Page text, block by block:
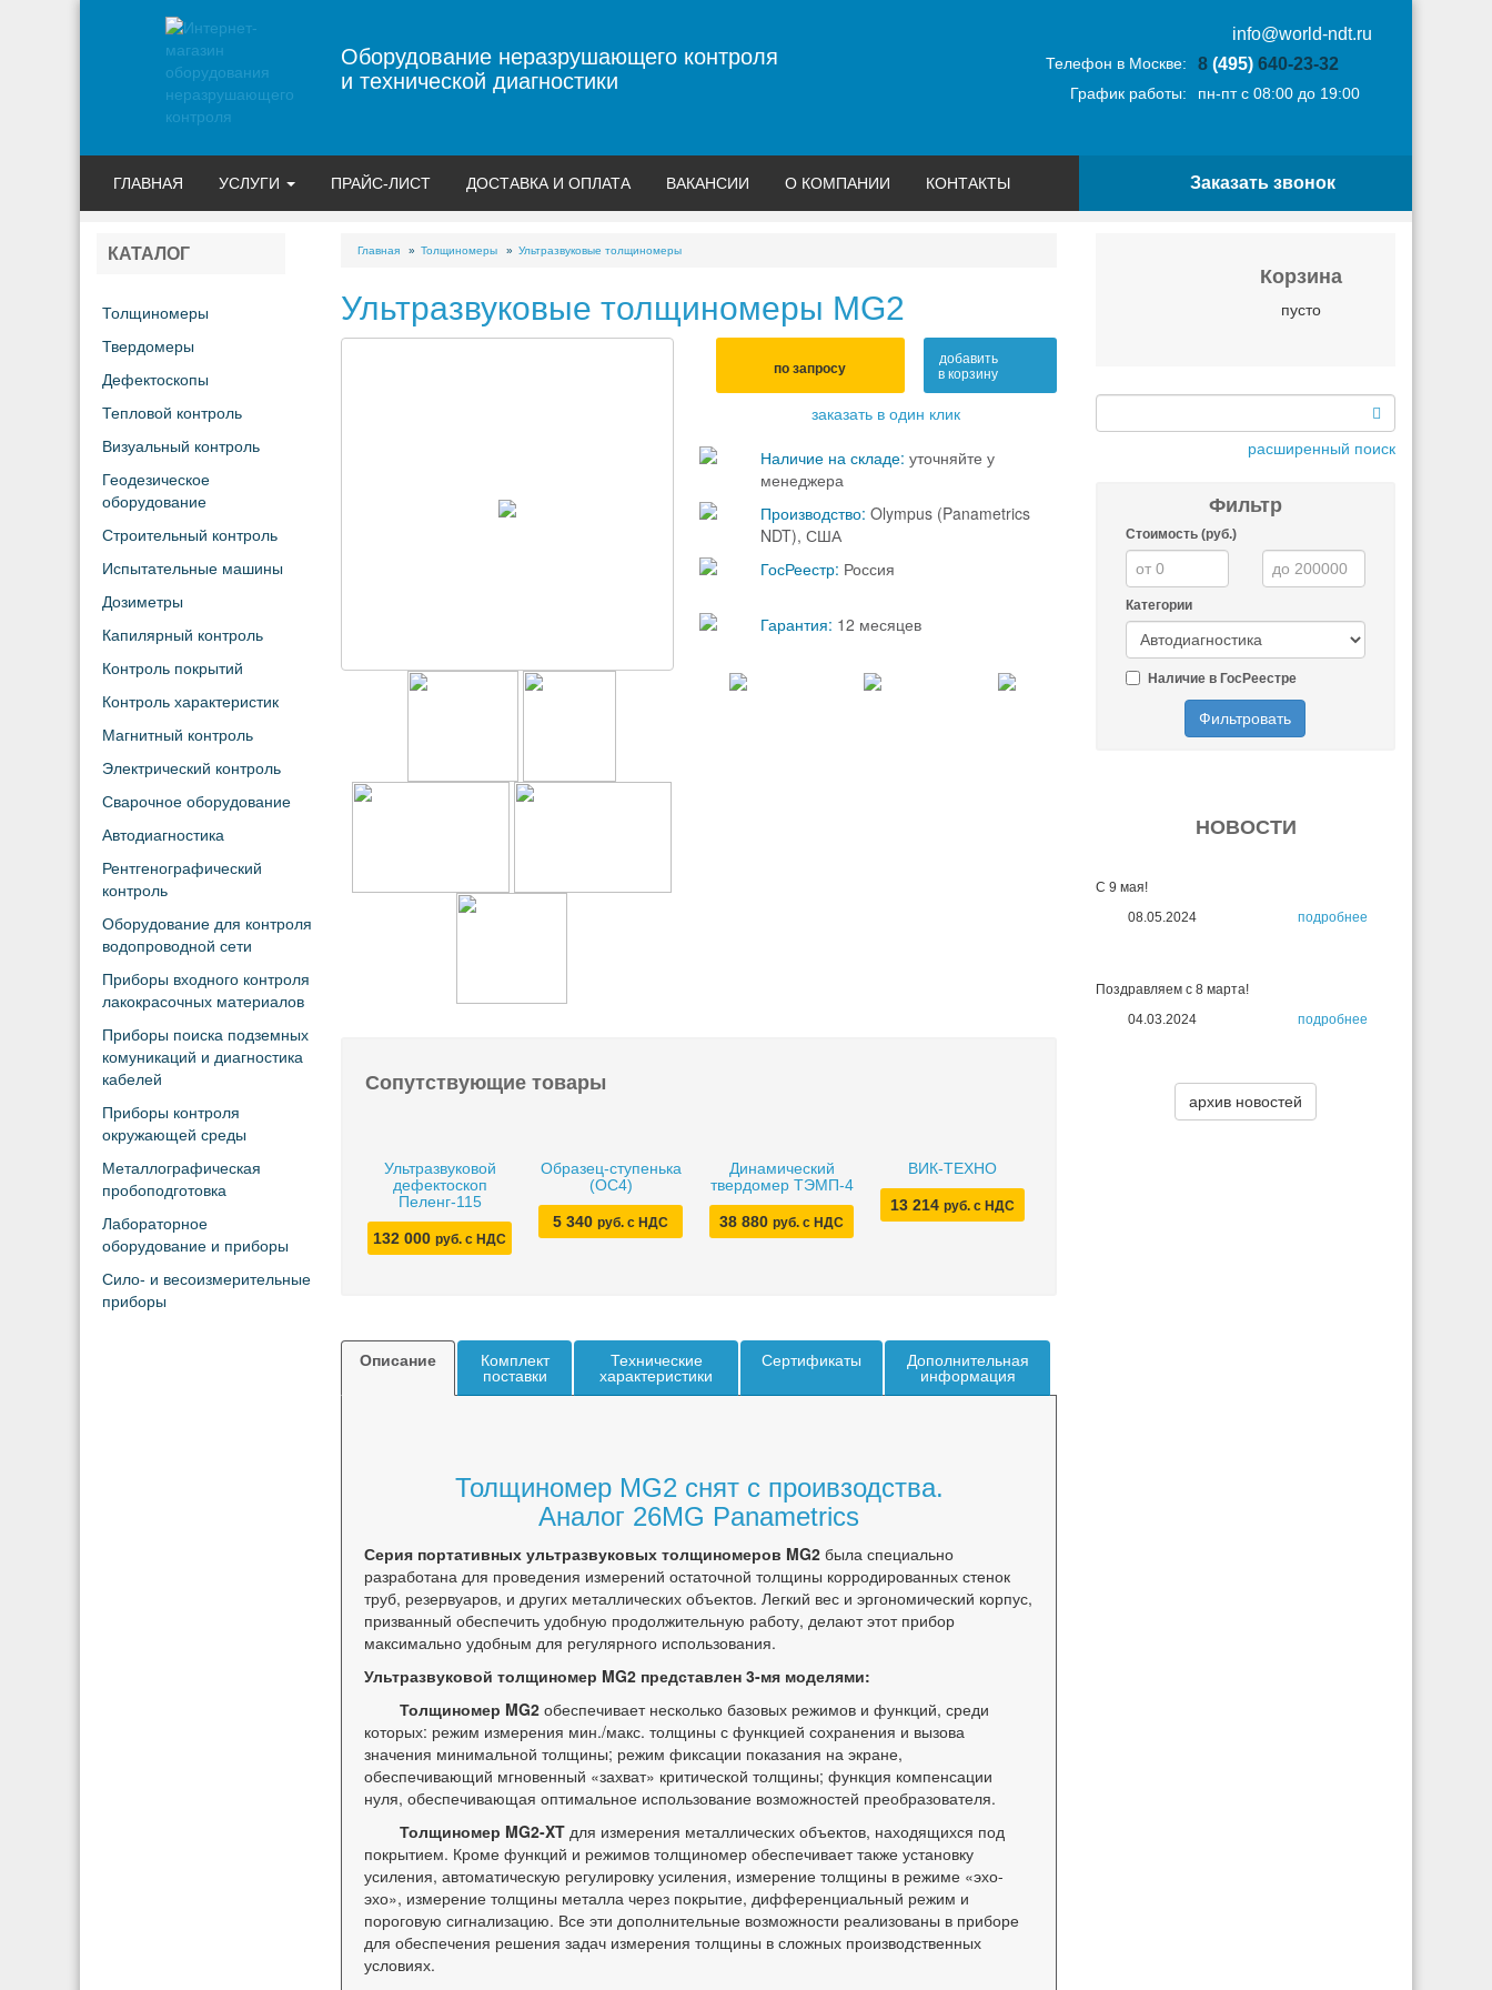
Оборудование неразрушающего контроля
и технической диагностики
info@world-ndt.ru
Телефон в Москве: 8 (495)640-23-32
График работы: пн-пт с 08:00 до 19:00
ГЛАВНАЯ УСЛУГИ ПРАЙС-ЛИСТ ДОСТАВКА И ОПЛАТА ВАКАНСИИ О КОМПАНИИ КОНТАКТЫ Заказать звонок
КАТАЛОГ
Толщиномеры
Твердомеры
Дефектоскопы
Тепловой контроль
Визуальный контроль
Геодезическое
оборудование
Строительный контроль
Испытательные машины
Дозиметры
Капилярный контроль
Контроль покрытий
Контроль характеристик
Магнитный контроль
Электрический контроль
Сварочное оборудование
Автодиагностика
Рентгенографический
контроль
Оборудование для контроля
водопроводной сети
Приборы входного контроля
лакокрасочных материалов
Приборы поиска подземных
комуникаций и диагностика
кабелей
Приборы контроля
окружающей среды
Металлографическая
пробоподготовка
Лабораторное
оборудование и приборы
Сило- и весоизмерительные
приборы
Главная Толщиномеры Ультразвуковые толщиномеры
Ультразвуковые толщиномеры MG2
по запросу
добавить
в корзину
заказать в один клик
Наличие на складе: уточняйте у
менеджера
Производство: Olympus (Panametrics
NDT), США
ГосРеестр: Россия
Гарантия: 12 месяцев
Сопутствующие товары
Ультразвуковой
дефектоскоп
Пеленг-115
132 000 руб. с НДС
Образец-ступенька
(ОС4)
5 340 руб. с НДС
Динамический
твердомер ТЭМП-4
38 880 руб. с НДС
ВИК-ТЕХНО
13 214 руб. с НДС
Описание
Комплект
поставки
Технические
характеристики
Сертификаты
Дополнительная
информация
Толщиномер MG2 снят с проивзодства.
Аналог 26MG Panametrics
Серия портативных ультразвуковых толщиномеров MG2 была специально
разработана для проведения измерений остаточной толщины корродированных стенок
труб, резервуаров, и других металлических объектов. Легкий вес и эргономический корпус,
призванный обеспечить удобную продолжительную работу, делают этот прибор
максимально удобным для регулярного использования.
Ультразвуковой толщиномер MG2 представлен 3-мя моделями:
Толщиномер MG2 обеспечивает несколько базовых режимов и функций, среди
которых: режим измерения мин./макс. толщины с функцией сохранения и вызова
значения минимальной толщины; режим фиксации показания на экране,
обеспечивающий мгновенный «захват» критической толщины; функция компенсации
нуля, обеспечивающая оптимальное использование возможностей преобразователя.
Толщиномер MG2-XT для измерения металлических объектов, находящихся под
покрытием. Кроме функций и режимов толщиномер обеспечивает также установку
усиления, автоматическую регулировку усиления, измерение толщины в режиме «эхо-
эхо», измерение толщины металла через покрытие, дифференциальный режим и
пороговую сигнализацию. Все эти дополнительные возможности реализованы в приборе
для обеспечения решения задач измерения толщины в сложных производственных
условиях.
Корзина
пусто
расширенный поиск
Фильтр
Стоимость (руб.)
Категории
Наличие в ГосРеестре
Фильтровать
НОВОСТИ
С 9 мая!
08.05.2024
подробнее
Поздравляем с 8 марта!
04.03.2024
подробнее
архив новостей